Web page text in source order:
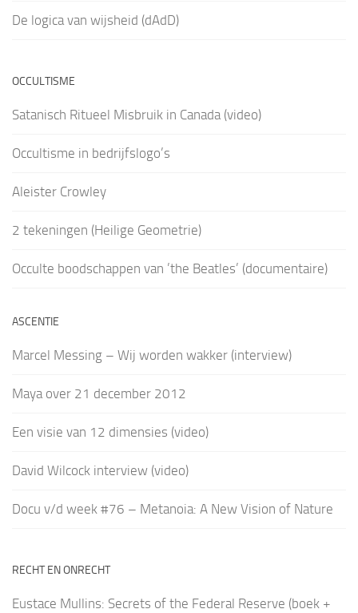
De logica van wijsheid (dAdD)
OCCULTISME
Satanisch Ritueel Misbruik in Canada (video)
Occultisme in bedrijfslogo’s
Aleister Crowley
2 tekeningen (Heilige Geometrie)
Occulte boodschappen van ’the Beatles’ (documentaire)
ASCENTIE
Marcel Messing – Wij worden wakker (interview)
Maya over 21 december 2012
Een visie van 12 dimensies (video)
David Wilcock interview (video)
Docu v/d week #76 – Metanoia: A New Vision of Nature
RECHT EN ONRECHT
Eustace Mullins: Secrets of the Federal Reserve (boek +